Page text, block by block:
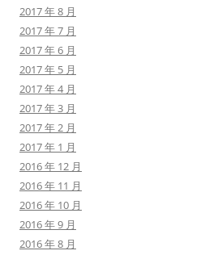
2017 年 8 月
2017 年 7 月
2017 年 6 月
2017 年 5 月
2017 年 4 月
2017 年 3 月
2017 年 2 月
2017 年 1 月
2016 年 12 月
2016 年 11 月
2016 年 10 月
2016 年 9 月
2016 年 8 月